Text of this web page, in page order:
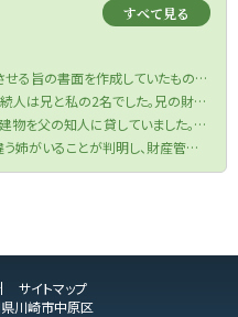
すべて見る
父が生前、相談者へ実家不動産を相続させる旨の書面を作成していたものの、当該書面が遺言書の要件を満たしていなかった件
父が亡くなり、母も他界しているため、相続人は兄と私の2名でした。兄の財産目録を信じて遺産分割協議を行い、半分の金銭を受け取りました。兄が相続税申告も済ませてくれたため、手続きは終了したと思っていました。しかし、先月税務署から、父の口座から兄が1000万円を自分の口座に移していたと判明し、その金額を相続財産に加え、修正申告と追加の相続税を支払うよう求められました。取り分を主張できるのか、また追加の相続税を支払う必要があるのでしょうか？
父は不動産を複数持っており、戸建ての建物を父の知人に貸していました。役所から連絡があり、どうやら半年ほど前に賃借人が亡くなっており、現在、空き家になってしまっているということでした。まずは、賃借人の相続人に連絡をするよう言われましたが、役所は相続人の連絡先を教えてくれませんでした。私は賃借人の方と一度もお会いしたことがなく、相続人ももちろん把握していません。どうすればよいですか？
自分が一度も会ったことのない父親の違う姉がいることが判明し、財産管理能力もないことが分かったのですが、どうしたらよいですか？
川崎市中原区
サイトマップ